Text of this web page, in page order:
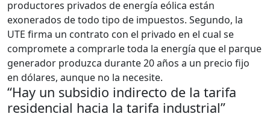
productores privados de energía eólica están
exonerados de todo tipo de impuestos. Segundo, la
UTE firma un contrato con el privado en el cual se
compromete a comprarle toda la energía que el parque
generador produzca durante 20 años a un precio fijo
en dólares, aunque no la necesite.
“Hay un subsidio indirecto de la tarifa
residencial hacia la tarifa industrial”